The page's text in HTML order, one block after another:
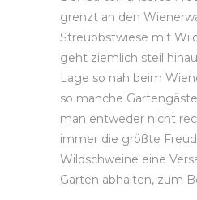
grenzt an den
Streuobstwiese mit
geht ziemlich steil
Lage so nah beim
so manche
man entweder nicht
immer die größte
Wildschweine eine
Garten abhalten, zum